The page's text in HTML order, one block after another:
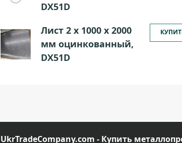
DX51D
Лист 2 х 1000 х 2000
мм оцинкованный,
DX51D
UkrTradeCompany.com - Купить